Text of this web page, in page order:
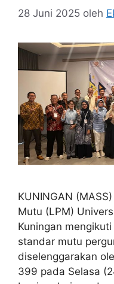
28 Juni 2025 oleh
KUNINGAN
Mutu (LPM)
Kuningan
standar mutu
diselenggarakan
399 pada Selasa